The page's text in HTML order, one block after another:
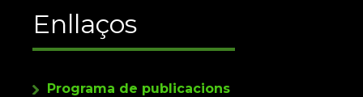
Enllaços
Programa de publicacions